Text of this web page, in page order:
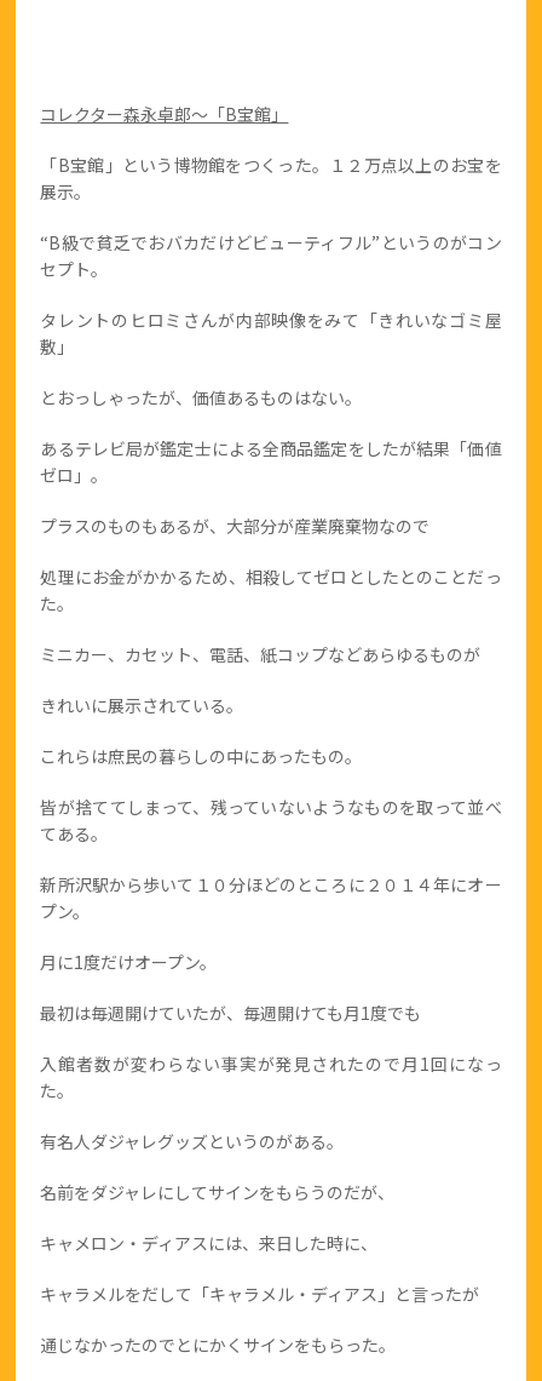
コレクター森永卓郎～「B宝館」
「B宝館」という博物館をつくった。１２万点以上のお宝を
展示。
“B級で貧乏でおバカだけどビューティフル”というのがコン
セプト。
タレントのヒロミさんが内部映像をみて「きれいなゴミ屋
敷」
とおっしゃったが、価値あるものはない。
あるテレビ局が鑑定士による全商品鑑定をしたが結果「価値
ゼロ」。
プラスのものもあるが、大部分が産業廃棄物なので
処理にお金がかかるため、相殺してゼロとしたとのことだっ
た。
ミニカー、カセット、電話、紙コップなどあらゆるものが
きれいに展示されている。
これらは庶民の暮らしの中にあったもの。
皆が捨ててしまって、残っていないようなものを取って並べ
てある。
新所沢駅から歩いて１０分ほどのところに２０１４年にオー
プン。
月に1度だけオープン。
最初は毎週開けていたが、毎週開けても月1度でも
入館者数が変わらない事実が発見されたので月1回になっ
た。
有名人ダジャレグッズというのがある。
名前をダジャレにしてサインをもらうのだが、
キャメロン・ディアスには、来日した時に、
キャラメルをだして「キャラメル・ディアス」と言ったが
通じなかったのでとにかくサインをもらった。